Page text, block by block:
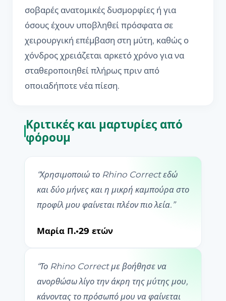
σοβαρές ανατομικές δυσμορφίες ή για
όσους έχουν υποβληθεί πρόσφατα σε
χειρουργική επέμβαση στη μύτη, καθώς ο
χόνδρος χρειάζεται αρκετό χρόνο για να
σταθεροποιηθεί πλήρως πριν από
οποιαδήποτε νέα πίεση.
Κριτικές και μαρτυρίες από
φόρουμ
“Χρησιμοποιώ το Rhino Correct εδώ
και δύο μήνες και η μικρή καμπούρα στο
προφίλ μου φαίνεται πλέον πιο λεία. ”
Μαρία Π.•29 ετών
“Το Rhino Correct με βοήθησε να
ανορθώσω λίγο την άκρη της μύτης μου,
κάνοντας το πρόσωπό μου να φαίνεται